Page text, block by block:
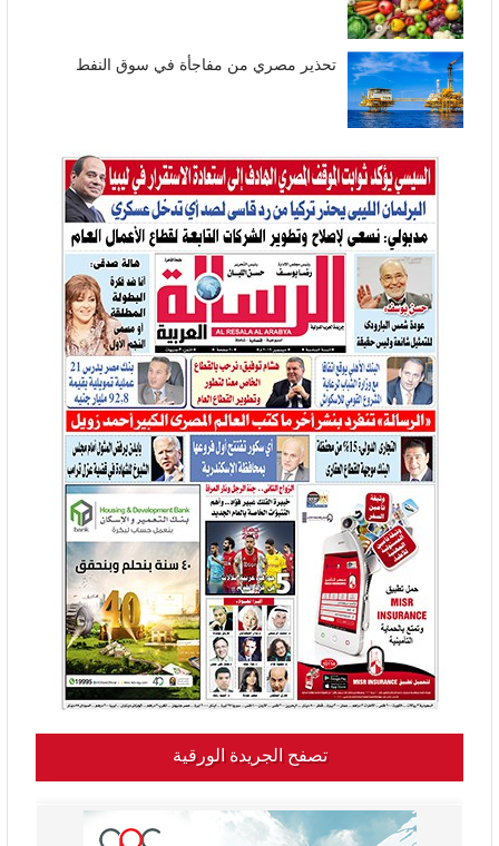
تحذير مصري من مفاجأة في سوق النفط
تصفح الجريدة الورقية